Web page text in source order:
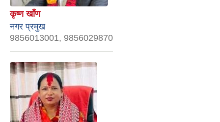
कृष्ण खाँण
नगर प्रमुख
9856013001, 9856029870